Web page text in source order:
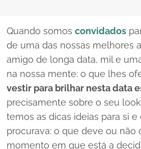
Quando somos convidados
de uma das nossas melhores
amigo de longa data, mil e
na nossa mente: o que lhes
vestir para brilhar nesta data
precisamente sobre o seu look
temos as dicas ideias para si
procurava: o que deve ou não
momento em que está a